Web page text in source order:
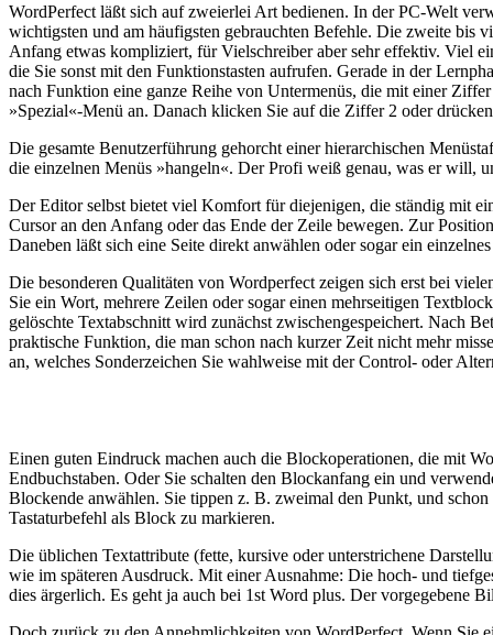
WordPerfect läßt sich auf zweierlei Art bedienen. In der PC-Welt
wichtigsten und am häufigsten gebrauchten Befehle. Die zweite bis
Anfang etwas kompliziert, für Vielschreiber aber sehr effektiv. Viel
die Sie sonst mit den Funktionstasten aufrufen. Gerade in der
nach Funktion eine ganze Reihe von Untermenüs, die mit einer
»Spezial«-Menü an. Danach klicken Sie auf die Ziffer 2 oder
Die gesamte Benutzerführung gehorcht einer hierarchischen
die einzelnen Menüs »hangeln«. Der Profi weiß genau, was er will,
Der Editor selbst bietet viel Komfort für diejenigen, die ständig mit
Cursor an den Anfang oder das Ende der Zeile bewegen. Zur
Daneben läßt sich eine Seite direkt anwählen oder sogar ein
Die besonderen Qualitäten von Wordperfect zeigen sich erst bei
Sie ein Wort, mehrere Zeilen oder sogar einen mehrseitigen
gelöschte Textabschnitt wird zunächst zwischengespeichert. Nach
praktische Funktion, die man schon nach kurzer Zeit nicht mehr
an, welches Sonderzeichen Sie wahlweise mit der Control- oder
Einen guten Eindruck machen auch die Blockoperationen, die mit
Endbuchstaben. Oder Sie schalten den Blockanfang ein und
Blockende anwählen. Sie tippen z. B. zweimal den Punkt, und
Tastaturbefehl als Block zu markieren.
Die üblichen Textattribute (fette, kursive oder unterstrichene
wie im späteren Ausdruck. Mit einer Ausnahme: Die hoch- und
dies ärgerlich. Es geht ja auch bei 1st Word plus. Der vorgegebene